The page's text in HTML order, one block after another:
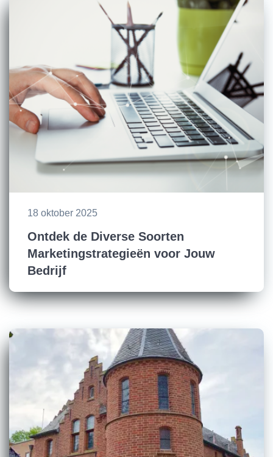
18 oktober 2025
Ontdek de Diverse Soorten
Marketingstrategieën voor Jouw
Bedrijf